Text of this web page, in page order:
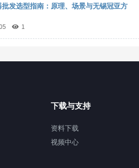
批发选型指南：原理、场景与无锡冠亚方
1
下载与支持
资料下载
视频中心